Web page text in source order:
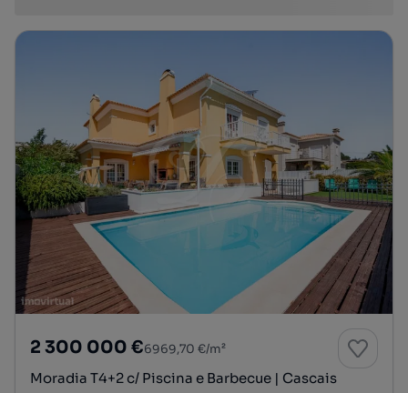
2 300 000 €6969,70 €/m²
Moradia T4+2 c/ Piscina e Barbecue | Cascais